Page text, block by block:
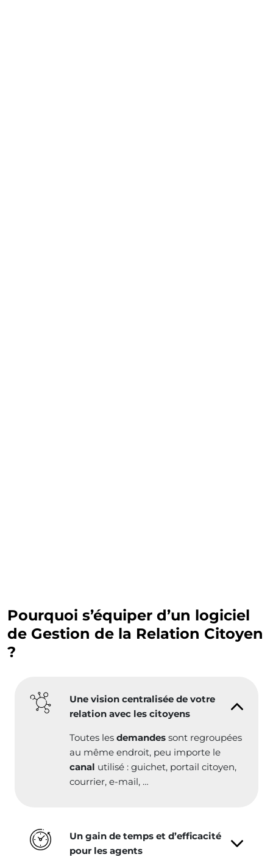
Pourquoi s’équiper d’un logiciel
de Gestion de la Relation Citoyen
?
Une vision centralisée de votre
relation avec les citoyens
Toutes les demandes sont regroupées
au même endroit, peu importe le
canal utilisé : guichet, portail citoyen,
courrier, e-mail, …
Un gain de temps et d’efficacité
pour les agents